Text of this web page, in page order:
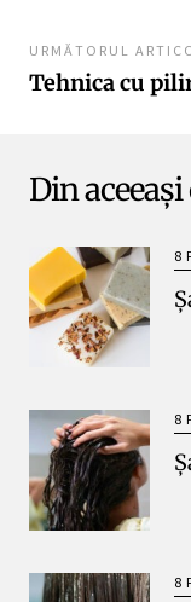
URMĂTORUL
Tehnica cu
Din
8
8
8